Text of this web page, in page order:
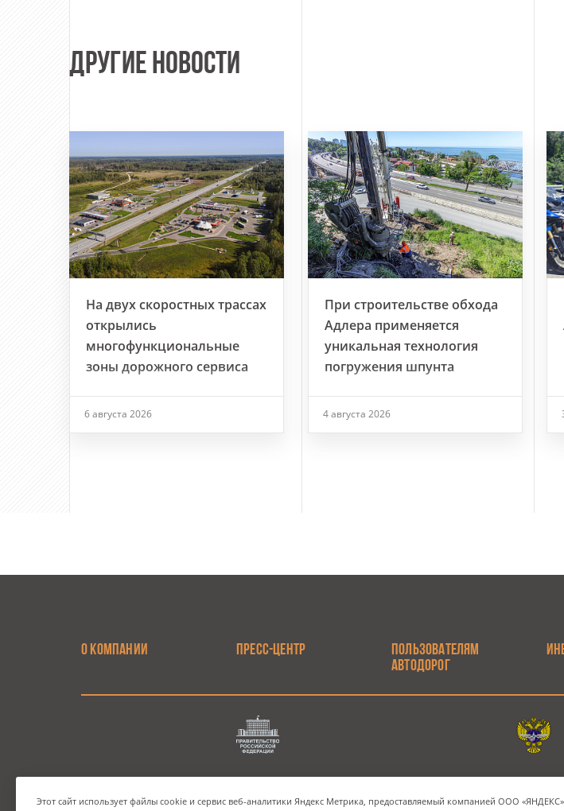
ДРУГИЕ НОВОСТИ
На двух скоростных трассах
открылись
многофункциональные
зоны дорожного сервиса
6 августа 2026
При строительстве обхода
Адлера применяется
уникальная технология
погружения шпунта
4 августа 2026
О КОМПАНИИ ПРЕСС-ЦЕНТР
ПОЛЬЗОВАТЕЛЯМ
АВТОДОРОГ
Телефон Государственной компании Электронная почта
Этот сайт использует файлы cookie и сервис веб-аналитики Яндекс Метрика, предоставляемый компанией ООО